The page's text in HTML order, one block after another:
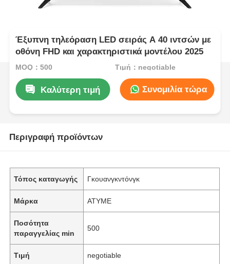
Έξυπνη τηλεόραση LED σειράς A 40 ιντσών με
οθόνη FHD και χαρακτηριστικά μοντέλου 2025
MOQ：500 Τιμή：negotiable
Καλύτερη τιμή Συνομιλία τώρα
Περιγραφή προϊόντων
Τόπος καταγωγής Γκουανγκντόνγκ
Μάρκα ATYME
Ποσότητα
παραγγελίας min
500
Τιμή negotiable